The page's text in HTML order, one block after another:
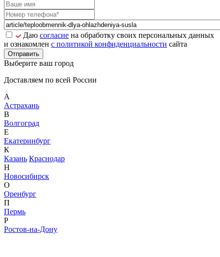
Даю согласие на обработку своих персональных данных
и ознакомлен с политикой конфиденциальности сайта
Отправить
Выберите ваш город
Доставляем по всей России
А
Астрахань
В
Волгоград
Е
Екатеринбург
К
Казань Краснодар
Н
Новосибирск
О
Оренбург
П
Пермь
Р
Ростов-на-Дону